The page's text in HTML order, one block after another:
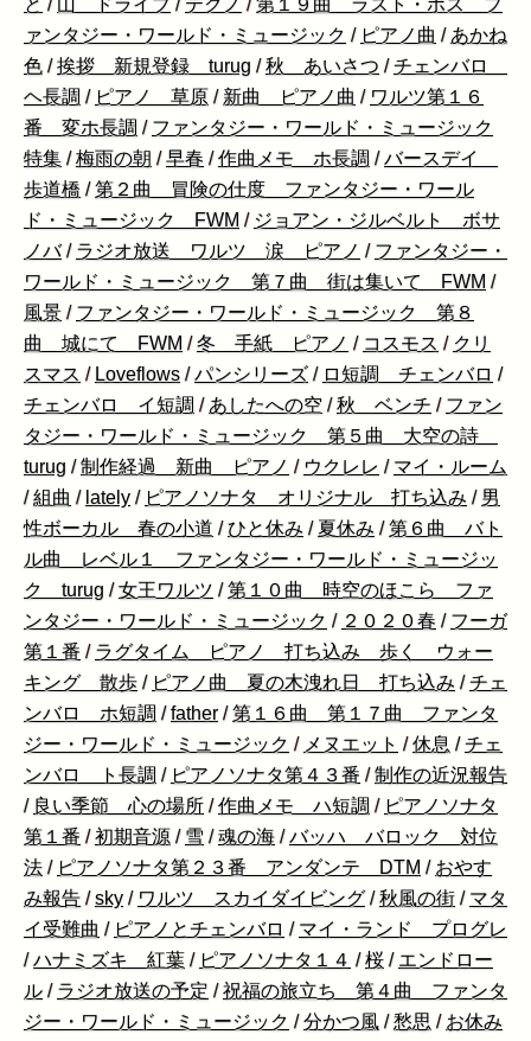
と / 山 ドライブ / テクノ / 第１９曲 ラスト・ボス フ
ァンタジー・ワールド・ミュージック / ピアノ曲 / あかね
色 /挨拶 新規登録 turug /秋 あいさつ /チェンバロ
ヘ長調 / ピアノ 草原 / 新曲 ピアノ曲 / ワルツ第１６
番 変ホ長調 / ファンタジー・ワールド・ミュージック
特集 /梅雨の朝 /早春 /作曲メモ ホ長調 /バースデイ
歩道橋 /第２曲 冒険の仕度 ファンタジー・ワール
ド・ミュージック FWM / ジョアン・ジルベルト ボサ
ノバ / ラジオ放送 ワルツ 涙 ピアノ / ファンタジー・
ワールド・ミュージック 第７曲 街は集いて FWM /
風景 / ファンタジー・ワールド・ミュージック 第８
曲 城にて FWM /冬 手紙 ピアノ / コスモス / クリ
スマス / Loveflows /パンシリーズ / ロ短調 チェンバロ /
チェンバロ イ短調 / あしたへの空 /秋 ベンチ / ファン
タジー・ワールド・ミュージック 第５曲 大空の詩
turug /制作経過 新曲 ピアノ / ウクレレ / マイ・ルーム
/組曲 / lately / ピアノソナタ オリジナル 打ち込み / 男
性ボーカル 春の小道 /ひと休み / 夏休み /第６曲 バト
ル曲 レベル１ ファンタジー・ワールド・ミュージッ
ク turug /女王ワルツ /第１０曲 時空のほこら ファ
ンタジー・ワールド・ミュージック / ２０２０春 / フーガ
第１番 / ラグタイム ピアノ 打ち込み 歩く ウォー
キング 散歩 / ピアノ曲 夏の木洩れ日 打ち込み /チェ
ンバロ ホ短調 /father /第１６曲 第１７曲 ファンタ
ジー・ワールド・ミュージック / メヌエット /休息 /チェ
ンバロ ト長調 / ピアノソナタ第４３番 /制作の近況報告
/ 良い季節 心の場所 /作曲メモ ハ短調 / ピアノソナタ
第１番 /初期音源 / 雪 /魂の海 /バッハ バロック 対位
法 / ピアノソナタ第２３番 アンダンテ DTM / おやす
み報告 /sky / ワルツ スカイダイビング /秋風の街 / マタ
イ受難曲 / ピアノとチェンバロ / マイ・ランド プログレ
/ハナミズキ 紅葉 / ピアノソナタ１４ /桜 / エンドロー
ル / ラジオ放送の予定 /祝福の旅立ち 第４曲 ファンタ
ジー・ワールド・ミュージック /分かつ風 /愁思 / お休み